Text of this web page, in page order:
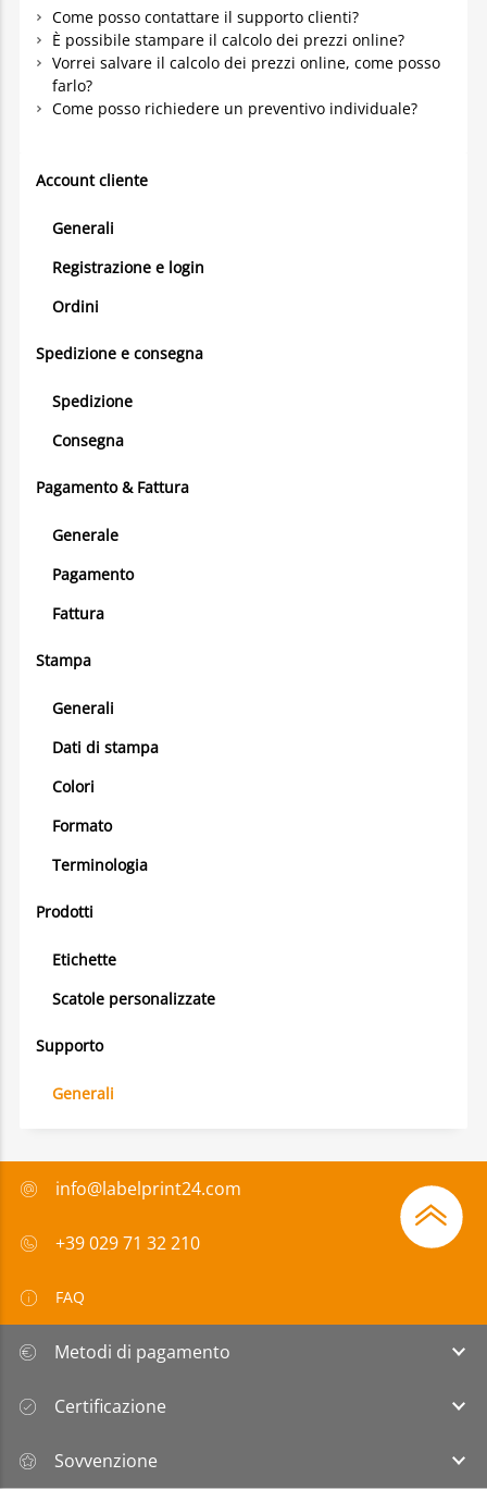
Account cliente
Generali
Registrazione e login
Ordini
Spedizione e consegna
Spedizione
Consegna
Pagamento & Fattura
Generale
Pagamento
Fattura
Stampa
Generali
Dati di stampa
Colori
Formato
Terminologia
Prodotti
Etichette
Scatole personalizzate
Supporto
Generali
Come posso contattare il supporto clienti?
È possibile stampare il calcolo dei prezzi online?
Vorrei salvare il calcolo dei prezzi online, come posso
farlo?
Come posso richiedere un preventivo individuale?
info@labelprint24.com
+39 029 71 32 210
FAQ
Metodi di pagamento
Certificazione
Sovvenzione